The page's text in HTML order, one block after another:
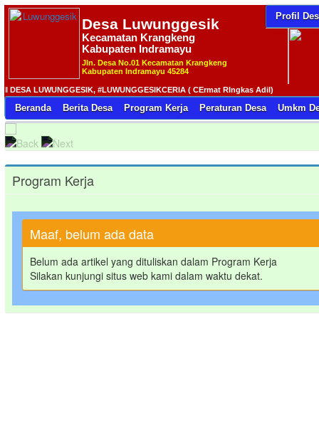
Profil
Desa Luwunggesik
Kecamatan Krangkeng
Kabupaten Indramayu
Jln. Desa No.01 Kecamatan Krangkeng
Kabupaten Indramayu 45284
LUWUNGGESIK, #LUWUNGGESIKCERIA ( CErmat RIngkas Adil)
Beranda Berita Desa Program Kerja Peraturan Desa Umkm
Program Kerja
Maaf, belum ada data
Belum ada artikel yang dituliskan dalam Program Kerja
Silakan kunjungi situs web kami dalam waktu dekat.